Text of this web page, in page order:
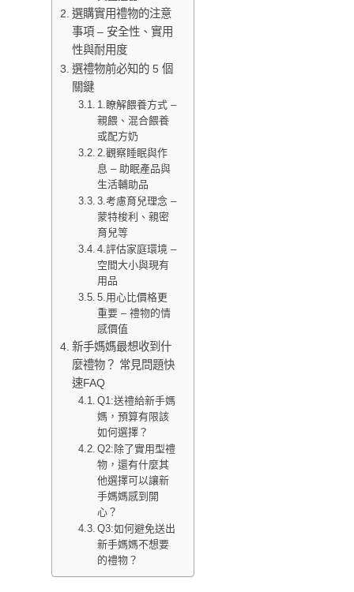
選購實用禮物的注意
事項 – 安全性、實用
性與耐用度
選禮物前必知的 5 個
關鍵
1.瞭解餵養方式 –
親餵、混合餵養
或配方奶
2.觀察睡眠與作
息 – 助眠產品與
生活輔助品
3.考慮育兒理念 –
蒙特梭利、親密
育兒等
4.評估家庭環境 –
空間大小與現有
用品
5.用心比價格更
重要 – 禮物的情
感價值
新手媽媽最想收到什
麼禮物？ 常見問題快
速FAQ
Q1:送禮給新手媽
媽，預算有限該
如何選擇？
Q2:除了實用型禮
物，還有什麼其
他選擇可以讓新
手媽媽感到開
心？
Q3:如何避免送出
新手媽媽不想要
的禮物？